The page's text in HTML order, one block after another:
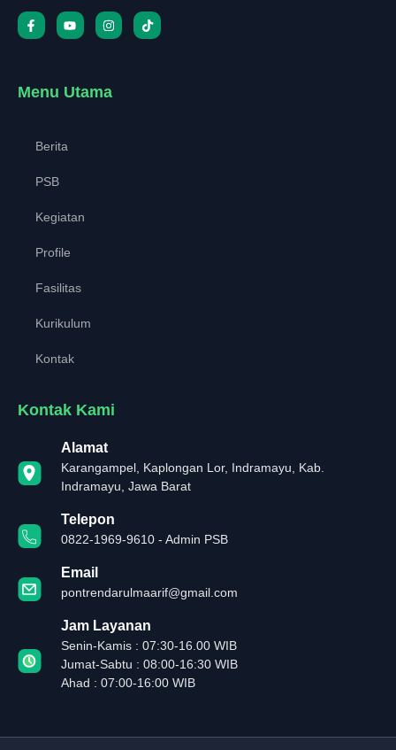
Menu Utama
Berita
PSB
Kegiatan
Profile
Fasilitas
Kurikulum
Kontak
Kontak Kami
Alamat
Karangampel, Kaplongan Lor, Indramayu, Kab.
Indramayu, Jawa Barat
Telepon
0822-1969-9610 - Admin PSB
Email
pontrendarulmaarif@gmail.com
Jam Layanan
Senin-Kamis : 07:30-16.00 WIB
Jumat-Sabtu : 08:00-16:30 WIB
Ahad : 07:00-16:00 WIB